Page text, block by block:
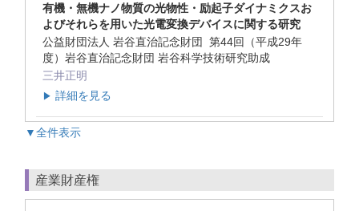
有機・無機ナノ物質の光物性・励起子ダイナミクスお
よびそれらを用いた光電変換デバイスに関する研究
公益財団法人 岩谷直治記念財団 第44回（平成29年
度）岩谷直治記念財団 岩谷科学技術研究助成
三井正明
▶ 詳細を見る
▼全件表示
産業財産権